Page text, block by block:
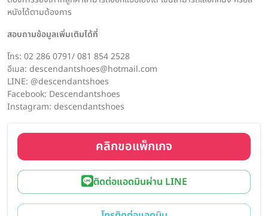
หนังได้ตามต้องการ
สอบถามข้อมูลเพิ่มเติมได้ที่
โทร: 02 286 0791/ 081 854 2528
อีเมล: descendantshoes@hotmail.com
LINE: @descendantshoes
Facebook: Descendantshoes
Instagram: descendantshoes
คลิกขอแพ็กเกจ
ติดต่อแอดมินผ่าน LINE